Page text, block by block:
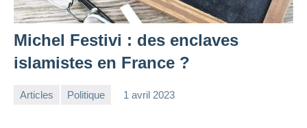
Michel Festivi : des enclaves
islamistes en France ?
Articles Politique 1 avril 2023